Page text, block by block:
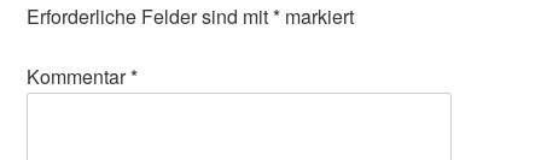
Erforderliche Felder sind mit* markiert
Kommentar*